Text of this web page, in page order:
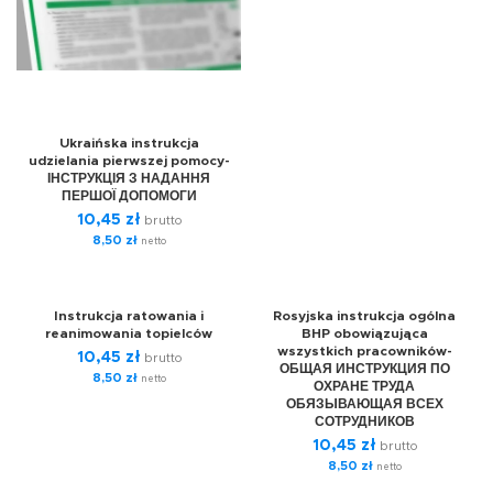
Ukraińska instrukcja
udzielania pierwszej pomocy-
ІНСТРУКЦІЯ З НАДАННЯ
ПЕРШОЇ ДОПОМОГИ
10,45 zł brutto
8,50 złnetto
Instrukcja ratowania i
reanimowania topielców
10,45 zł brutto
8,50 złnetto
Rosyjska instrukcja ogólna
BHP obowiązująca
wszystkich pracowników-
ОБЩАЯ ИНСТРУКЦИЯ ПО
ОХРАНЕ ТРУДА
ОБЯЗЫВАЮЩАЯ ВСЕХ
СОТРУДНИКОВ
10,45 zł brutto
8,50 złnetto